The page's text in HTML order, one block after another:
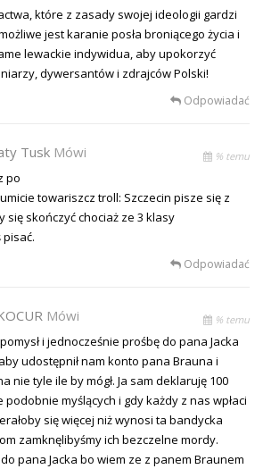
które z zasady swojej ideologii gardzi
jest karanie posła broniącego życia i
lewackie indywidua, aby upokorzyć
dywersantów i zdrajców Polski!
Odpowiadać
Tusk Mówi % temu
po
towariszcz troll: Szczecin pisze się z
się skończyć chociaż ze 3 klasy
Odpowiadać
Mówi % temu
i jednocześnie prośbę do pana Jacka
udostępnił nam konto pana Brauna i
nie tyle ile by mógł. Ja sam deklaruję 100
podobnie myślących i gdy każdy z nas wpłaci
się więcej niż wynosi ta bandycka
zamknęlibyśmy ich bezczelne mordy.
pana Jacka bo wiem ze z panem Braunem